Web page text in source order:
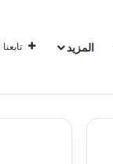
المزيد تابعنا